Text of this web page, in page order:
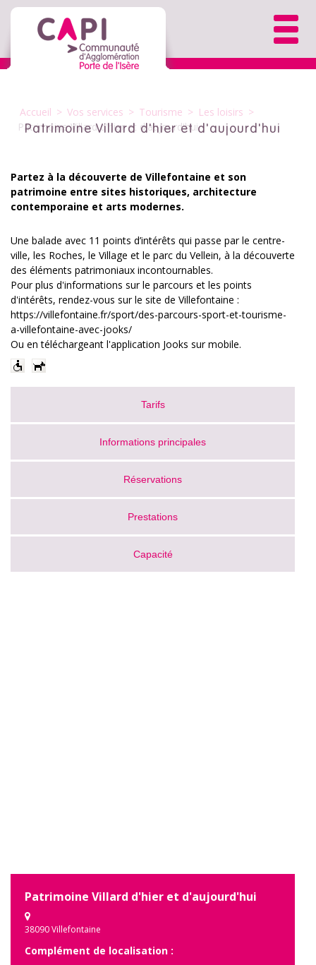
Accueil > Vos services > Tourisme > Les loisirs >
Patrimoine Villard d'hier et d'aujourd'hui
Patrimoine Villard d'hier et d'aujourd'hui
Partez à la découverte de Villefontaine et son
patrimoine entre sites historiques, architecture
contemporaine et arts modernes.
Une balade avec 11 points d’intérêts qui passe par le centre-
ville, les Roches, le Village et le parc du Vellein, à la découverte
des éléments patrimoniaux incontournables.
Pour plus d'informations sur le parcours et les points
d'intérêts, rendez-vous sur le site de Villefontaine :
https://villefontaine.fr/sport/des-parcours-sport-et-tourisme-
a-villefontaine-avec-jooks/
Ou en téléchargeant l'application Jooks sur mobile.
Tarifs
Informations principales
Réservations
Prestations
Capacité
Patrimoine Villard d'hier et d'aujourd'hui
38090 Villefontaine
Complément de localisation :